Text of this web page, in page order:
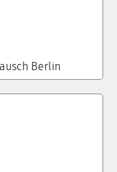
Berlin